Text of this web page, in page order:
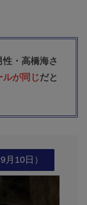
・高橋海さ
ルが同じだと
10日）